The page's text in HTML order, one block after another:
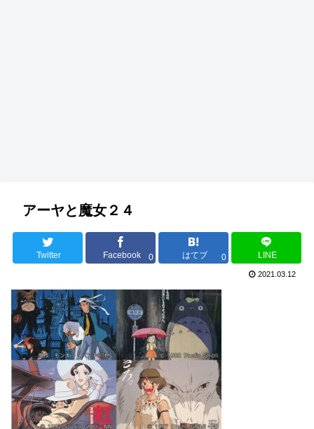
アーヤと魔女２４
Twitter Facebook 0 はてブ 0 LINE
2021.03.12